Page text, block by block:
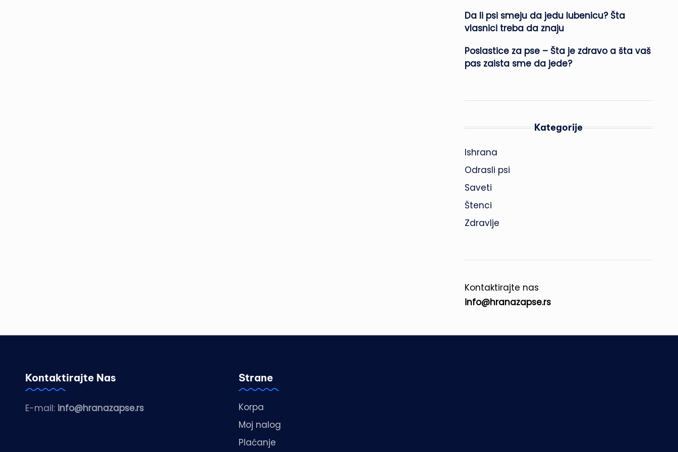
Da li psi smeju da jedu lubenicu? Šta
vlasnici treba da znaju
Poslastice za pse – Šta je zdravo a šta vaš
pas zaista sme da jede?
Kategorije
Ishrana
Odrasli psi
Saveti
Štenci
Zdravlje
Kontaktirajte nas
info@hranazapse.rs
Kontaktirajte Nas
E-mail: info@hranazapse.rs
Strane
Korpa
Moj nalog
Plaćanje